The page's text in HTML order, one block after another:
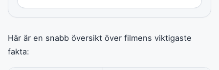
Här är en snabb översikt över filmens viktigaste
fakta: